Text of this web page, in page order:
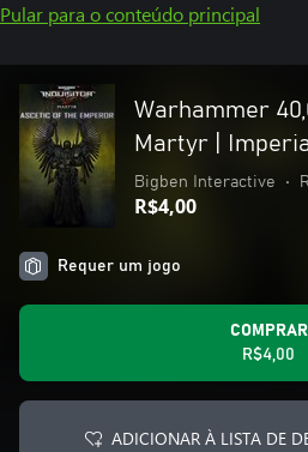
Pular para o conteúdo principal
Warhammer
Martyr |
Bigben Interactive •
R$4,00
Requer um jogo
COMPRAR
R$4,00
ADICIONAR À LISTA DE